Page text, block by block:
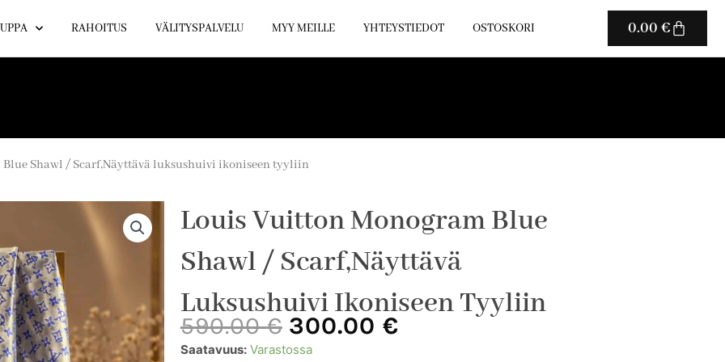
RAHOITUS VÄLITYSPALVELU MYY MEILLE YHTEYSTIEDOT OSTOSKORI 0.00 €Cart
Shawl / Scarf,Näyttävä luksushuivi ikoniseen tyyliin
Louis Vuitton Monogram Blue
Shawl / Scarf,Näyttävä
Luksushuivi Ikoniseen Tyyliin
590.00€ Alkuperäinen
hinta
300.00 € Nykyinen
Saatavuus: Varastossa
Louis